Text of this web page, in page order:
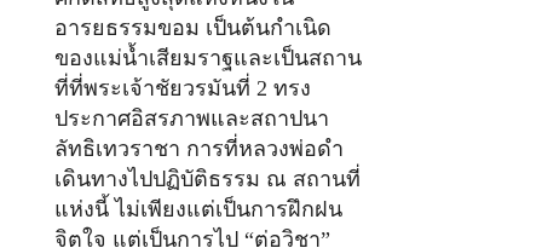
อารยธรรมขอม เป็นต้นกำเนิด
ของแม่น้ำเสียมราฐและเป็นสถาน
ที่ที่พระเจ้าชัยวรมันที่ 2 ทรง
ประกาศอิสรภาพและสถาปนา
ลัทธิเทวราชา การที่หลวงพ่อดำ
เดินทางไปปฏิบัติธรรม ณ สถานที่
แห่งนี้ ไม่เพียงแต่เป็นการฝึกฝน
จิตใจ แต่เป็นการไป “ต่อวิชา”